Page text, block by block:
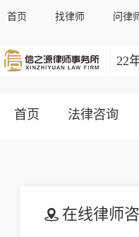
首页 找律师 问律
22
首页 法律咨询
在线律师